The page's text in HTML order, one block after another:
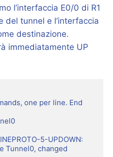
l’interfaccia E0/0 di R1
del tunnel e l’interfaccia
destinazione.
immediatamente UP
one per line. End
5-UPDOWN:
Tunnel0, changed